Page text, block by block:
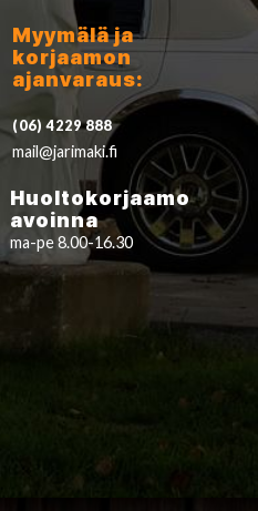
Myymälä ja
korjaamon
ajanvaraus:
(06) 4229 888
mail@jarimaki.fi
Huoltokorjaamo
avoinna
ma-pe 8.00-16.30